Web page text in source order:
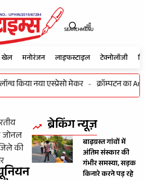
SEARCHMENU
खेल मनोरंजन लाइफस्टाइल टेक्नोलॉजी
किया नया एस्प्रेसो मेकर - क्रॉम्पटन का
जोनल
की
ब्रेकिंग न्यूज़
बाढ़ग्रस्त गांवों में
अंतिम संस्कार की
गंभीर समस्या, सड़क
किनारे करने पड़ रहे